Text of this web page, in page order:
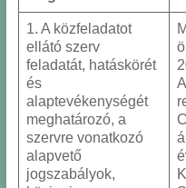
1. A közfeladatot
ellátó szerv
feladatát, hatáskörét
és
alaptevékenységét
meghatározó, a
szervre vonatkozó
alapvető
jogszabályok,